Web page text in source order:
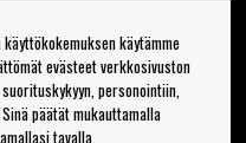
OK
käytämme
evästeet verkkosivuston
personointiin,
päätät mukauttamalla
tavalla.